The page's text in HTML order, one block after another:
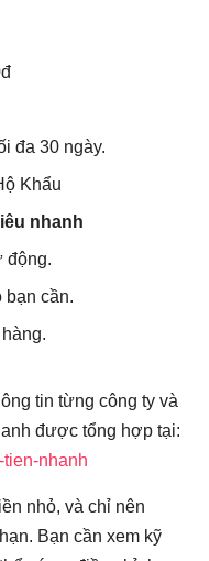
đa 30 ngày.
Khẩu
nhanh
động.
bạn cần.
tin từng công ty và
được tổng hợp tại:
tien-nhanh
nhỏ, và chỉ nên
Bạn cần xem kỹ